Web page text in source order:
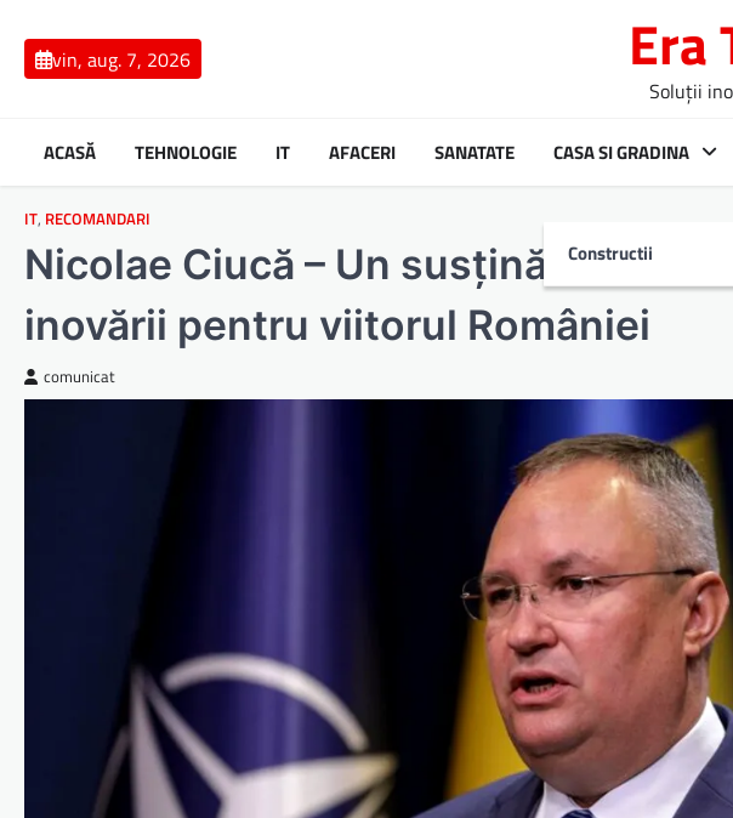
contentvin, aug. 7, 2026 Era
Soluții
ACASĂ TEHNOLOGIE IT AFACERI SANATATE CASA SI GRADINA
Constructii
IT, RECOMANDARI
Nicolae Ciucă – Un susținător al
inovării pentru viitorul României
comunicat